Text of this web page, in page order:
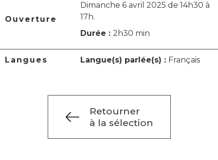
Ouverture
Dimanche 6 avril 2025 de 14h30 à
17h.
Durée : 2h30 min
Langues Langue(s) parlée(s) : Français
Retourner
à la sélection